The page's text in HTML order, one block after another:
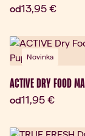
odAktuálna cena:
13,95 €
Novinka
ACTIVE DRY FOOD
odAktuálna cena:
11,95 €